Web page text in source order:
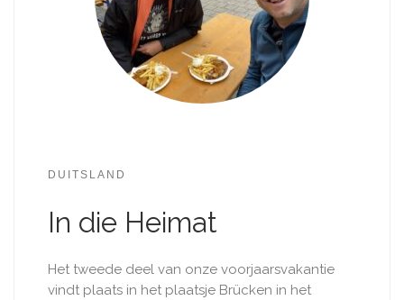
DUITSLAND
In die Heimat
Het tweede deel van onze voorjaarsvakantie
vindt plaats in het plaatsje Brücken in het